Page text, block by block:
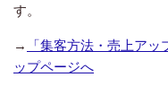
す。
→
「集客方法・売上ア
ップページへ